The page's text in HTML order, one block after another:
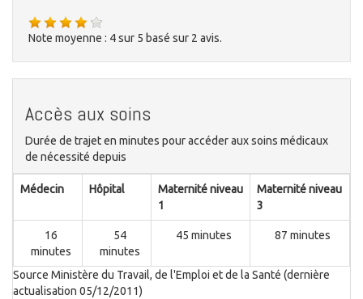
Note moyenne : 4sur 5 basé sur 2 avis.
Accès aux soins
Durée de trajet en minutes pour accéder aux soins médicaux
de nécessité depuis
Médecin Hôpital
Maternité niveau
1
Maternité niveau
3
16
minutes
54
minutes
45 minutes 87 minutes
Source Ministère du Travail, de l'Emploi et de la Santé (dernière
actualisation 05/12/2011)